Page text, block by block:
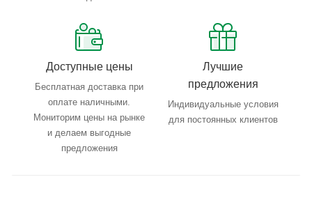
Доступные цены
Бесплатная доставка при
оплате наличными.
Мониторим цены на рынке
и делаем выгодные
предложения
Лучшие
предложения
Индивидуальные условия
для постоянных клиентов